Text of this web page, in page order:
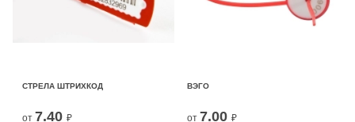
СТРЕЛА ШТРИХКОД
от 7.40 ₽
ВЭГО
от 7.00 ₽